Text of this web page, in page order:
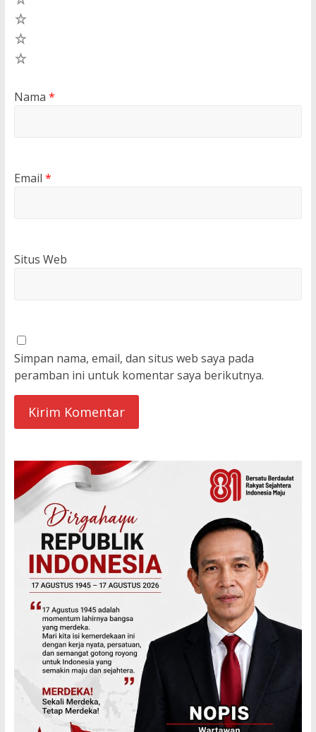
Nama *
Email *
Situs Web
Simpan nama, email, dan situs web saya pada
peramban ini untuk komentar saya berikutnya.